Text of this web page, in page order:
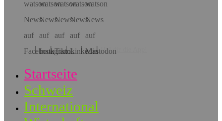
Hol dir die App!
Startseite
Schweiz
International